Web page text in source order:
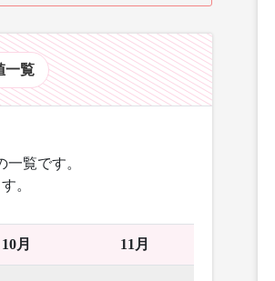
一覧
覧です。
。
10月 11月